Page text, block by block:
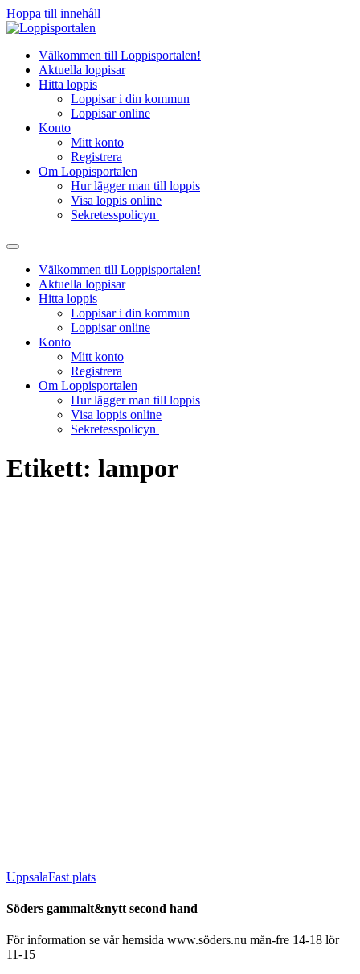
Hoppa till innehåll
Välkommen till Loppisportalen!
Aktuella loppisar
Hitta loppis
Loppisar i din kommun
Loppisar online
Konto
Mitt konto
Registrera
Om Loppisportalen
Hur lägger man till loppis
Visa loppis online
Sekretesspolicyn
Välkommen till Loppisportalen!
Aktuella loppisar
Hitta loppis
Loppisar i din kommun
Loppisar online
Konto
Mitt konto
Registrera
Om Loppisportalen
Hur lägger man till loppis
Visa loppis online
Sekretesspolicyn
Etikett: lampor
UppsalaFast plats
Söders gammalt&nytt second hand
För information se vår hemsida www.söders.nu mån-fre 14-18 lör
11-15